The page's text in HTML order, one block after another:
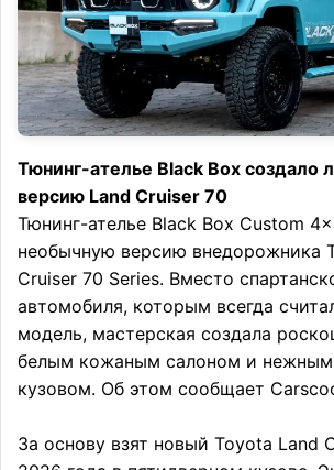
Тюнинг-ателье Black Box создало
версию Land Cruiser 70
Тюнинг-ателье Black Box Custom
необычную версию внедорожника
Cruiser 70 Series. Вместо
автомобиля, которым всегда
модель, мастерская создала
белым кожаным салоном и
кузовом. Об этом сообщает
За основу взят новый Toyota Land